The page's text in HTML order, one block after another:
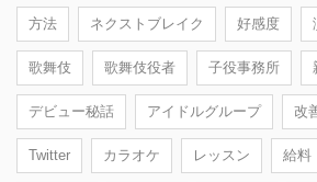
方法 ネクストブレイク 好感度
歌舞伎 歌舞伎役者 子役事務所
デビュー秘話 アイドルグループ 改
Twitter カラオケ レッスン 給料